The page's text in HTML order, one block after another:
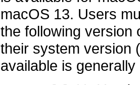
macOS 13. Users
the following version
their system version
available is